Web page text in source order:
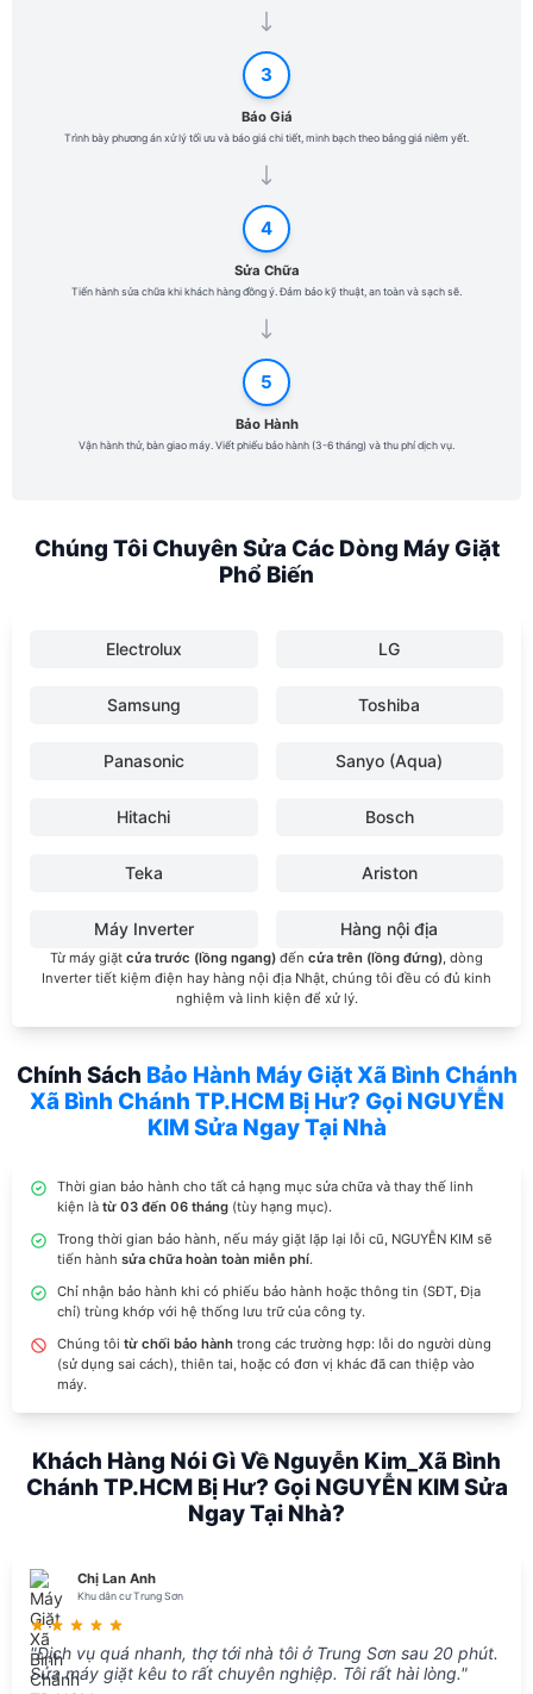
3
Báo Giá
Trình bày phương án xử lý tối ưu và báo giá chi tiết, minh bạch theo bảng giá niêm yết.
4
Sửa Chữa
Tiến hành sửa chữa khi khách hàng đồng ý. Đảm bảo kỹ thuật, an toàn và sạch sẽ.
5
Bảo Hành
Vận hành thử, bàn giao máy. Viết phiếu bảo hành (3-6 tháng) và thu phí dịch vụ.
Chúng Tôi Chuyên Sửa Các Dòng Máy Giặt
Phổ Biến
Electrolux LG
Samsung Toshiba
Panasonic Sanyo (Aqua)
Hitachi Bosch
Teka Ariston
Máy Inverter Hàng nội địa
Từ máy giặt cửa trước (lồng ngang) đến cửa trên (lồng đứng) , dòng
Inverter tiết kiệm điện hay hàng nội địa Nhật, chúng tôi đều có đủ kinh
nghiệm và linh kiện để xử lý.
Chính Sách Bảo Hành Máy Giặt Xã Bình Chánh
Xã Bình Chánh TP.HCM Bị Hư? Gọi NGUYỄN
KIM Sửa Ngay Tại Nhà
Thời gian bảo hành cho tất cả hạng mục sửa chữa và thay thế linh
kiện là từ 03 đến 06 tháng(tùy hạng mục).
Trong thời gian bảo hành, nếu máy giặt lặp lại lỗi cũ, NGUYỄN KIM sẽ
tiến hành sửa chữa hoàn toàn miễn phí.
Chỉ nhận bảo hành khi có phiếu bảo hành hoặc thông tin (SĐT, Địa
chỉ) trùng khớp với hệ thống lưu trữ của công ty.
Chúng tôi từ chối bảo hànhtrong các trường hợp: lỗi do người dùng
(sử dụng sai cách), thiên tai, hoặc có đơn vị khác đã can thiệp vào
máy.
Khách Hàng Nói Gì Về Nguyễn Kim_Xã Bình
Chánh TP.HCM Bị Hư? Gọi NGUYỄN KIM Sửa
Ngay Tại Nhà?
Chị Lan Anh
Khu dân cư Trung Sơn
"Dịch vụ quá nhanh, thợ tới nhà tôi ở Trung Sơn sau 20 phút.
Sửa máy giặt kêu to rất chuyên nghiệp. Tôi rất hài lòng."